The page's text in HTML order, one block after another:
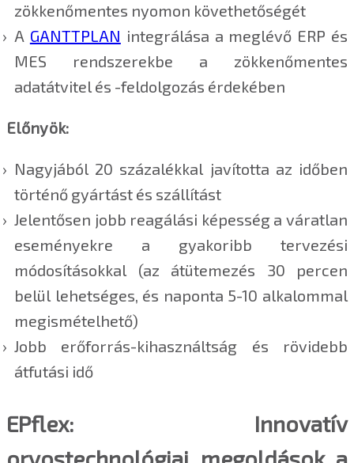
zökkenőmentes nyomon követhetőségét
A GANTTPLAN integrálása a meglévő ERP és
MES rendszerekbe a zökkenőmentes
adatátvitel és -feldolgozás érdekében
Előnyök:
Nagyjából 20 százalékkal javította az időben
történő gyártást és szállítást
Jelentősen jobb reagálási képesség a váratlan
eseményekre a gyakoribb tervezési
módosításokkal (az átütemezés 30 percen
belül lehetséges, és naponta 5-10 alkalommal
megismételhető)
Jobb erőforrás-kihasználtság és rövidebb
átfutási idő
EPflex: Innovatív